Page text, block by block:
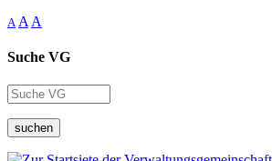
A A A
Suche VG
suchen